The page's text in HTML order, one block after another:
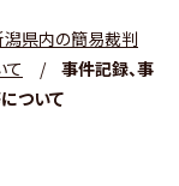
県内の簡易裁判
て /
事件記録、事
ついて